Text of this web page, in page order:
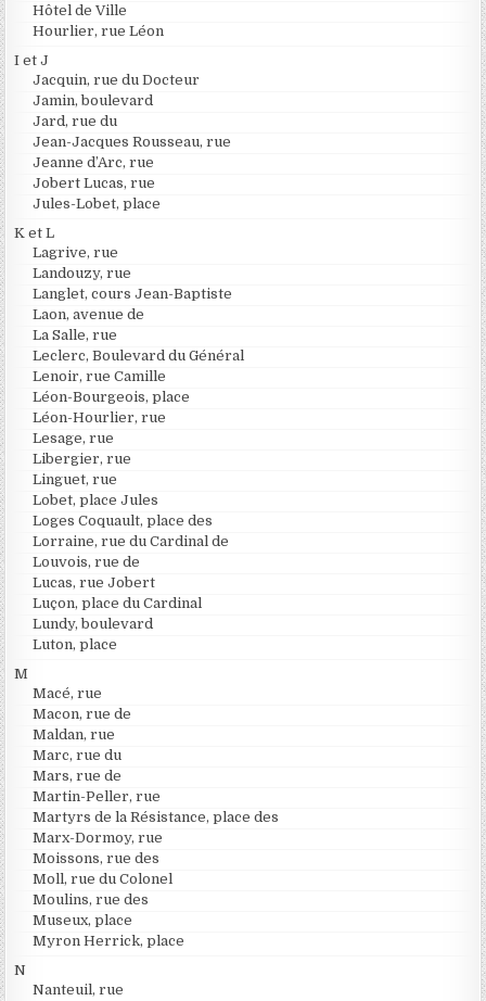
Hôtel de Ville
Hourlier, rue Léon
I et J
Jacquin, rue du Docteur
Jamin, boulevard
Jard, rue du
Jean-Jacques Rousseau, rue
Jeanne d’Arc, rue
Jobert Lucas, rue
Jules-Lobet, place
K et L
Lagrive, rue
Landouzy, rue
Langlet, cours Jean-Baptiste
Laon, avenue de
La Salle, rue
Leclerc, Boulevard du Général
Lenoir, rue Camille
Léon-Bourgeois, place
Léon-Hourlier, rue
Lesage, rue
Libergier, rue
Linguet, rue
Lobet, place Jules
Loges Coquault, place des
Lorraine, rue du Cardinal de
Louvois, rue de
Lucas, rue Jobert
Luçon, place du Cardinal
Lundy, boulevard
Luton, place
M
Macé, rue
Macon, rue de
Maldan, rue
Marc, rue du
Mars, rue de
Martin-Peller, rue
Martyrs de la Résistance, place des
Marx-Dormoy, rue
Moissons, rue des
Moll, rue du Colonel
Moulins, rue des
Museux, place
Myron Herrick, place
N
Nanteuil, rue